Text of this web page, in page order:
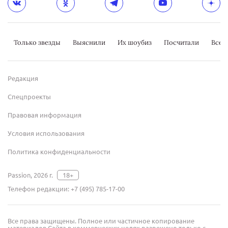
Только звезды Выяснили Их шоубиз Посчитали
Редакция
Спецпроекты
Правовая информация
Условия использования
Политика конфиденциальности
Passion, 2026 г.
18+
Телефон редакции:+7 (495) 785-17-00
Все права защищены. Полное или частичное копирование